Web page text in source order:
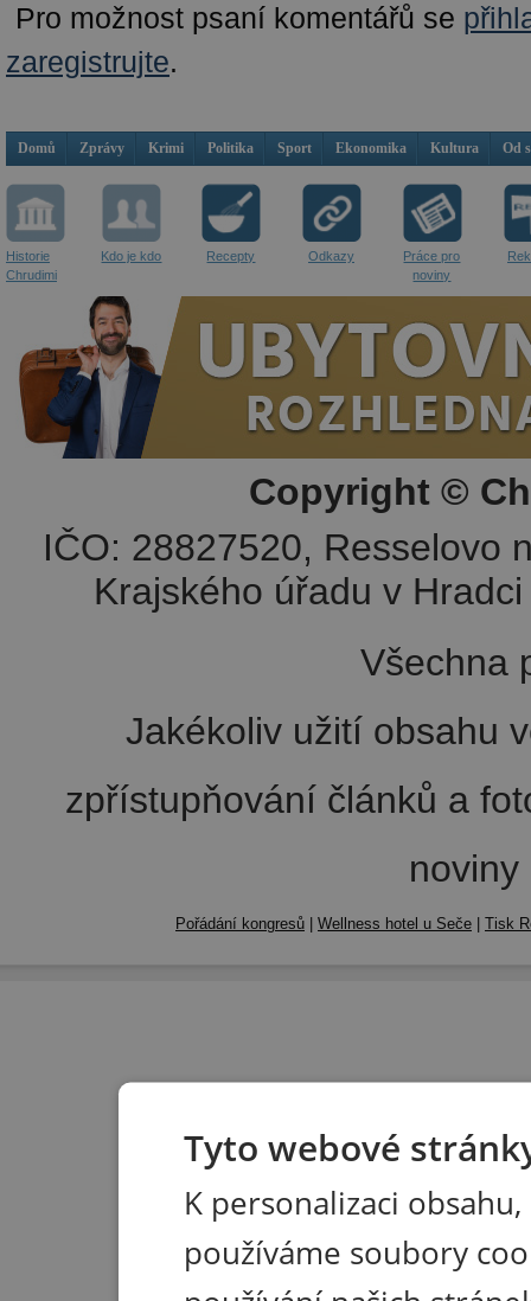
Pro možnost psaní komentářů se
zaregistrujte.
Domů Zprávy Krimi Politika Sport Ekonomika Kultura Od
Historie
Chrudimi
Kdo je kdo Recepty Odkazy
Práce pro
noviny
Copyright ©
IČO: 28827520, Resselovo
Krajského úřadu v
Všechna
Jakékoliv užití obsahu
zpřístupňování článků a
Pořádání kongresů Wellness hotel u Seče Tisk
Tyto webové
K personalizaci
používáme soubory